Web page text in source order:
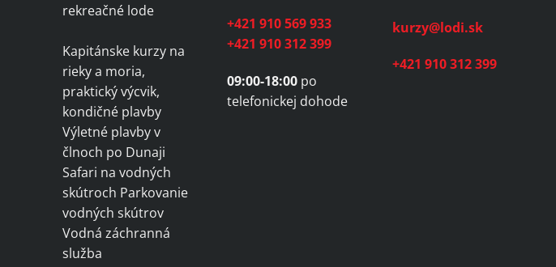
rekreačné lode
Kapitánske kurzy na
rieky a moria,
praktický výcvik,
kondičné plavby
Výletné plavby v
člnoch po Dunaji
Safari na vodných
skútroch Parkovanie
vodných skútrov
Vodná záchranná
služba
+421 910 569 933
+421 910 312 399
09:00-18:00 po
telefonickej dohode
kurzy@lodi.sk
+421 910 312 399